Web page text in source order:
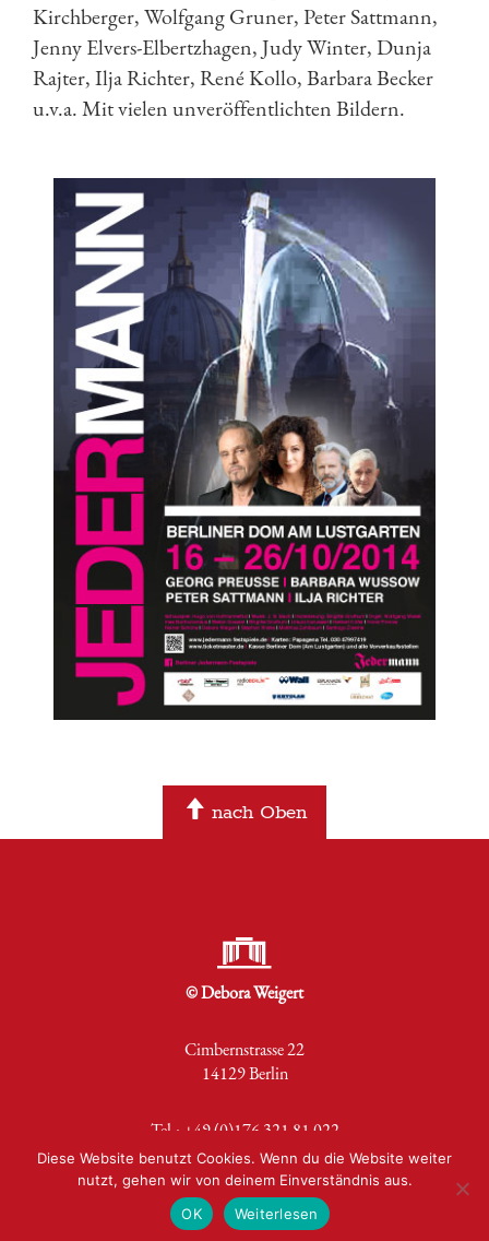
Kirchberger, Wolfgang Gruner, Peter Sattmann,
Jenny Elvers-Elbertzhagen, Judy Winter, Dunja
Rajter, Ilja Richter, René Kollo, Barbara Becker
u.v.a. Mit vielen unveröffentlichten Bildern.
nach Oben
© Debora Weigert
Cimbernstrasse 22
14129 Berlin
Tel.: +49 (0)176 321 81 022
Email senden|Impressum|Datenschutz
Diese Website benutzt Cookies. Wenn du die Website weiter
nutzt, gehen wir von deinem Einverständnis aus.
OK
Weiterlesen